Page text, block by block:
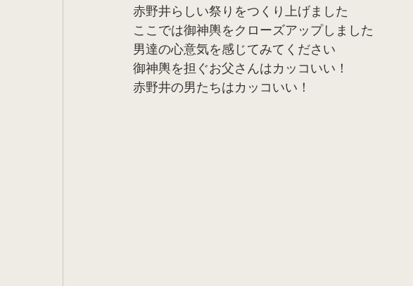
赤野井らしい祭りをつくり上げました
ここでは御神輿をクローズアップしました
男達の心意気を感じてみてください
御神輿を担ぐお父さんはカッコいい！
赤野井の男たちはカッコいい！